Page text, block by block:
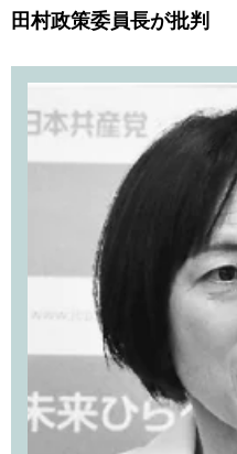
田村政策委員長が批判